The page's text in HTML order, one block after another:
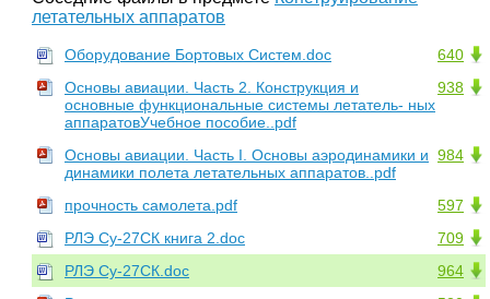
летательных аппаратов
640
Оборудование Бортовых Систем.doc
938
Основы авиации. Часть 2. Конструкция и
основные функциональные системы летатель- ных
аппаратовУчебное пособие..pdf
984
Основы авиации. Часть I. Основы аэродинамики и
динамики полета летательных аппаратов..pdf
597
прочность самолета.pdf
709
РЛЭ Су-27СК книга 2.doc
964
РЛЭ Су-27СК.doc